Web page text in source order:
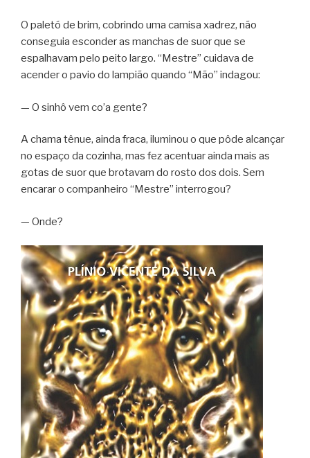
O paletó de brim, cobrindo uma camisa xadrez, não
conseguia esconder as manchas de suor que se
espalhavam pelo peito largo. “Mestre” cuidava de
acender o pavio do lampião quando “Mão” indagou:
— O sinhô vem co’a gente?
A chama tênue, ainda fraca, iluminou o que pôde alcançar
no espaço da cozinha, mas fez acentuar ainda mais as
gotas de suor que brotavam do rosto dos dois. Sem
encarar o companheiro “Mestre” interrogou?
— Onde?